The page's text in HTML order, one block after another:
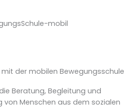
mobil
mit der mobilen Bewegungsschule
Beratung, Begleitung und
von Menschen aus dem sozialen